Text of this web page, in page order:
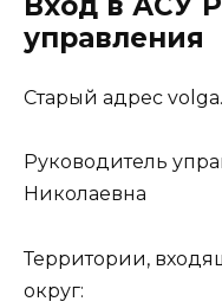
управления
Старый адрес
Руководитель
Николаевна
Территории,
округ: